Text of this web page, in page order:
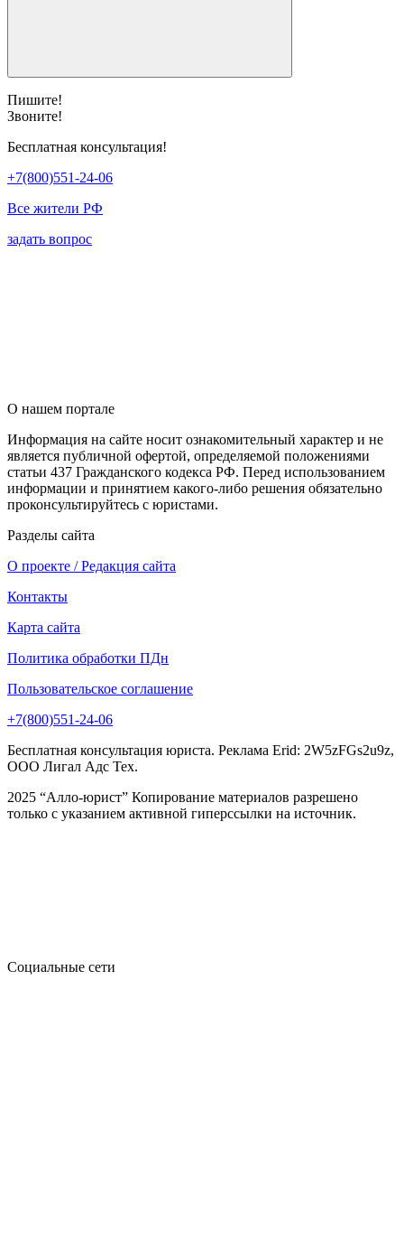
Пишите!
Звоните!
Бесплатная консультация!
+7(800)551-24-06
Все жители РФ
задать вопрос
О нашем портале
Информация на сайте носит ознакомительный характер и не
является публичной офертой, определяемой положениями
статьи 437 Гражданского кодекса РФ. Перед использованием
информации и принятием какого-либо решения обязательно
проконсультируйтесь с юристами.
Разделы сайта
О проекте / Редакция сайта
Контакты
Карта сайта
Политика обработки ПДн
Пользовательское соглашение
+7(800)551-24-06
Бесплатная консультация юриста. Реклама Erid: 2W5zFGs2u9z,
ООО Лигал Адс Тех.
2025 “Алло-юрист” Копирование материалов разрешено
только с указанием активной гиперссылки на источник.
Социальные сети